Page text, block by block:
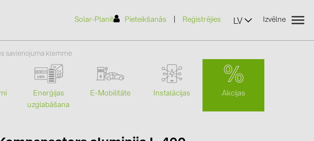
Solar-Planit Pieteikšanās Reģistrējies LV Izvēlne
Ražotāji
ABB (21)
savienojuma klemme
Enerģijas
uzglabāšana
E-Mobilitāte Instalācijas Akcijas